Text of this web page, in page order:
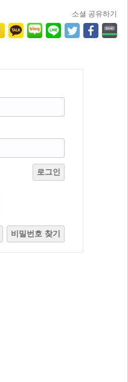
소셜 공유하기
로그인
비밀번호 찾기